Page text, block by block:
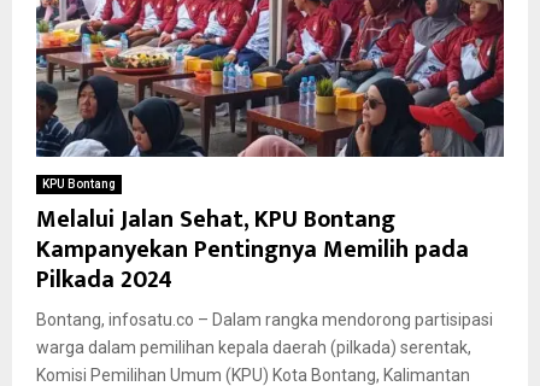
KPU Bontang
Melalui Jalan Sehat, KPU Bontang
Kampanyekan Pentingnya Memilih pada
Pilkada 2024
Bontang, infosatu.co – Dalam rangka mendorong partisipasi
warga dalam pemilihan kepala daerah (pilkada) serentak,
Komisi Pemilihan Umum (KPU) Kota Bontang, Kalimantan